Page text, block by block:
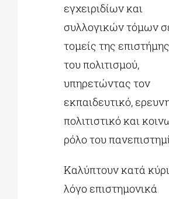
εγχειριδίων και
συλλογικών τόμων
τομείς της
του πολιτισμού,
υπηρετώντας τον
εκπαιδευτικό,
πολιτιστικό και
ρόλο του
Καλύπτουν κατά
λόγο επιστημονικά